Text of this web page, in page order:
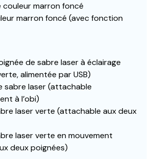
couleur marron foncé
marron foncé (avec fonction
de sabre laser à éclairage
alimentée par USB)
sabre laser (attachable
à l’obi)
laser verte (attachable aux deux
laser verte en mouvement
deux poignées)